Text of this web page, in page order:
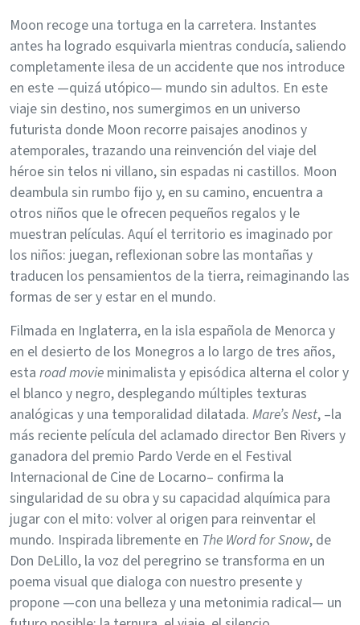
Moon recoge una tortuga en la carretera. Instantes
antes ha logrado esquivarla mientras conducía, saliendo
completamente ilesa de un accidente que nos introduce
en este —quizá utópico— mundo sin adultos. En este
viaje sin destino, nos sumergimos en un universo
futurista donde Moon recorre paisajes anodinos y
atemporales, trazando una reinvención del viaje del
héroe sin telos ni villano, sin espadas ni castillos. Moon
deambula sin rumbo fijo y, en su camino, encuentra a
otros niños que le ofrecen pequeños regalos y le
muestran películas. Aquí el territorio es imaginado por
los niños: juegan, reflexionan sobre las montañas y
traducen los pensamientos de la tierra, reimaginando las
formas de ser y estar en el mundo.
Filmada en Inglaterra, en la isla española de Menorca y
en el desierto de los Monegros a lo largo de tres años,
esta road movie minimalista y episódica alterna el color y
el blanco y negro, desplegando múltiples texturas
analógicas y una temporalidad dilatada. Mare’s Nest, –la
más reciente película del aclamado director Ben Rivers y
ganadora del premio Pardo Verde en el Festival
Internacional de Cine de Locarno– confirma la
singularidad de su obra y su capacidad alquímica para
jugar con el mito: volver al origen para reinventar el
mundo. Inspirada libremente en The Word for Snow, de
Don DeLillo, la voz del peregrino se transforma en un
poema visual que dialoga con nuestro presente y
propone —con una belleza y una metonimia radical— un